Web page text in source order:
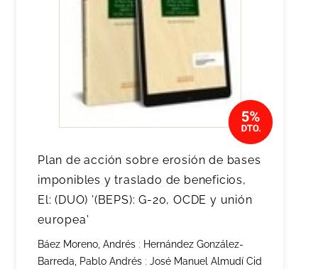
Plan de acción sobre erosión de bases
imponibles y traslado de beneficios,
El: (DUO) '(BEPS): G-20, OCDE y unión
europea'
Báez Moreno, Andrés ; Hernández González-
Barreda, Pablo Andrés ; José Manuel Almudí Cid